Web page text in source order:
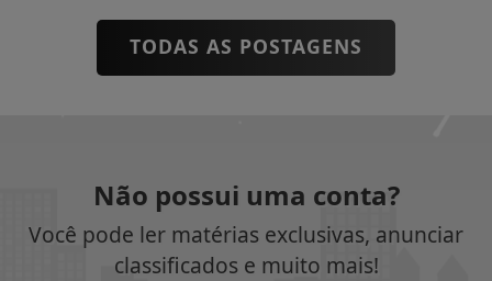
TODAS AS POSTAGENS
Não possui uma conta?
Você pode ler matérias exclusivas, anunciar
classificados e muito mais!